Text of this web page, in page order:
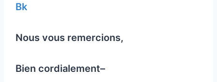
Bk
Nous vous remercions,
Bien cordialement–